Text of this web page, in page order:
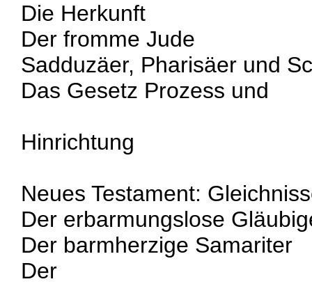
Die Herkunft
Der fromme Jude
Sadduzäer, Pharisäer und
Das Gesetz Prozess und
Hinrichtung
Neues Testament:
Der erbarmungslose
Der barmherzige Samariter
Der